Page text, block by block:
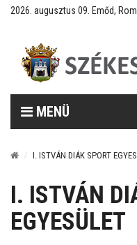
2026. augusztus 09. Emőd,
MENÜ
I. ISTVÁN DIÁK SPORT
I. ISTVÁN
EGYESÜLET